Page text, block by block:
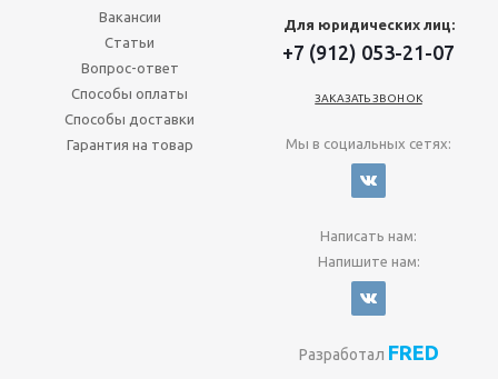
Вакансии
Статьи
Вопрос-ответ
Способы оплаты
Способы доставки
Гарантия на товар
Для юридических лиц:
+7 (912) 053-21-07
ЗАКАЗАТЬ ЗВОНОК
Мы в социальных сетях:
Написать нам:
Напишите нам:
Разработал FRED